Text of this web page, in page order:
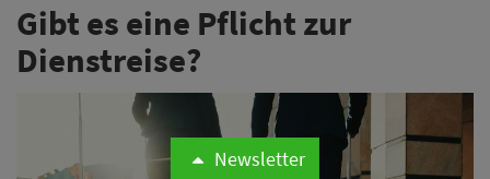
Gibt es eine Pflicht zur
Dienstreise?
Newsletter